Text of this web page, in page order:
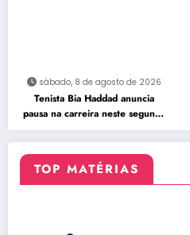
sábado, 8 de agosto de 2026
Tenista Bia Haddad anuncia
pausa na carreira neste segundo
semestre
TOP MATÉRIAS